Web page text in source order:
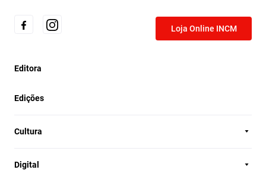
Loja Online INCM
Editora
Edições
Cultura
Digital